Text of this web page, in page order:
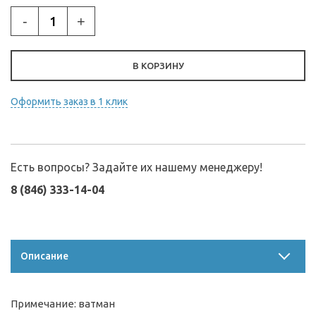
- +
В КОРЗИНУ
Оформить заказ в 1 клик
Есть вопросы? Задайте их нашему менеджеру!
8 (846) 333-14-04
Описание
Примечание: ватман